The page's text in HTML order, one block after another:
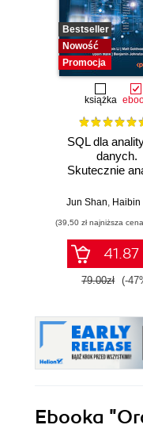
Bestseller
Nowość
Promocja
książka
SQL dla
danych.
Skutecznie
SQL na
Wydanie
Jun Shan, Haibin
(39,50 zł najniższa
41.87
79.00zł (-
Ebooka